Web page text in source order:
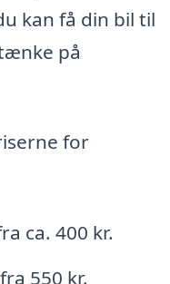
kan få din bil til
på
for
ca. 400 kr.
550 kr.